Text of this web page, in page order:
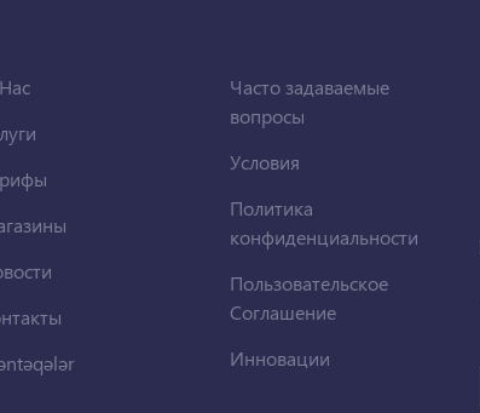
Часто задаваемые
вопросы
Условия
Политика
конфиденциальности
Пользовательское
Соглашение
Инновации